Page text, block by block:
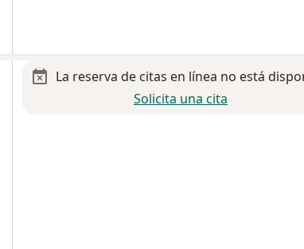
La reserva de citas en línea no está
Solicita una cita